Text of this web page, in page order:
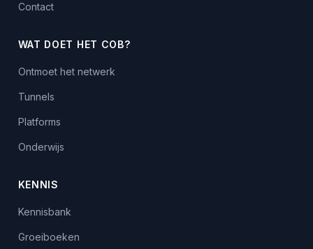
Contact
WAT DOET HET COB?
Ontmoet het netwerk
Tunnels
Platforms
Onderwijs
KENNIS
Kennisbank
Groeiboeken